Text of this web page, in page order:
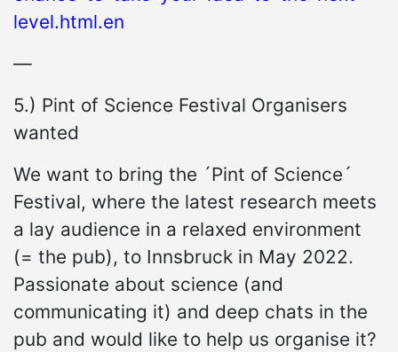
level.html.en
—
5.) Pint of Science Festival Organisers
wanted
We want to bring the ´Pint of Science´
Festival, where the latest research meets
a lay audience in a relaxed environment
(= the pub), to Innsbruck in May 2022.
Passionate about science (and
communicating it) and deep chats in the
pub and would like to help us organise it?